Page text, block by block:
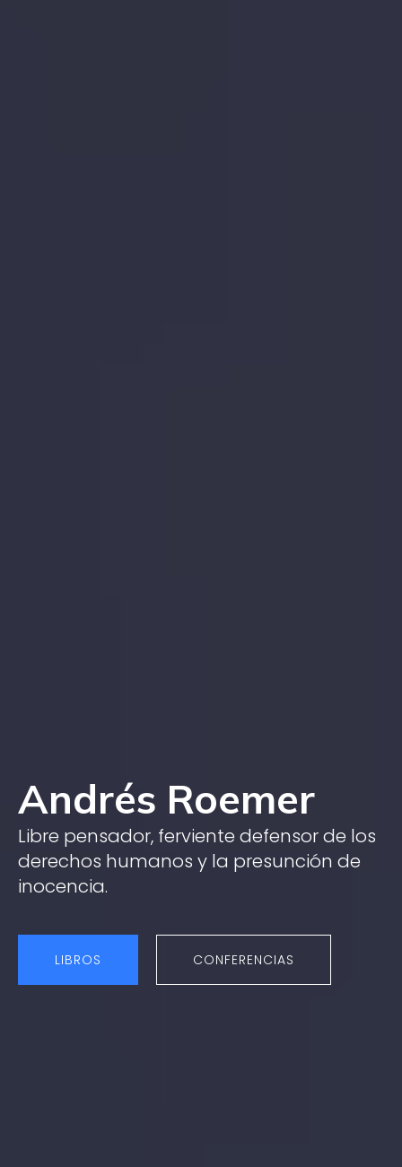
Andrés Roemer
Libre pensador, ferviente defensor de los
derechos humanos y la presunción de
inocencia.
LIBROS CONFERENCIAS